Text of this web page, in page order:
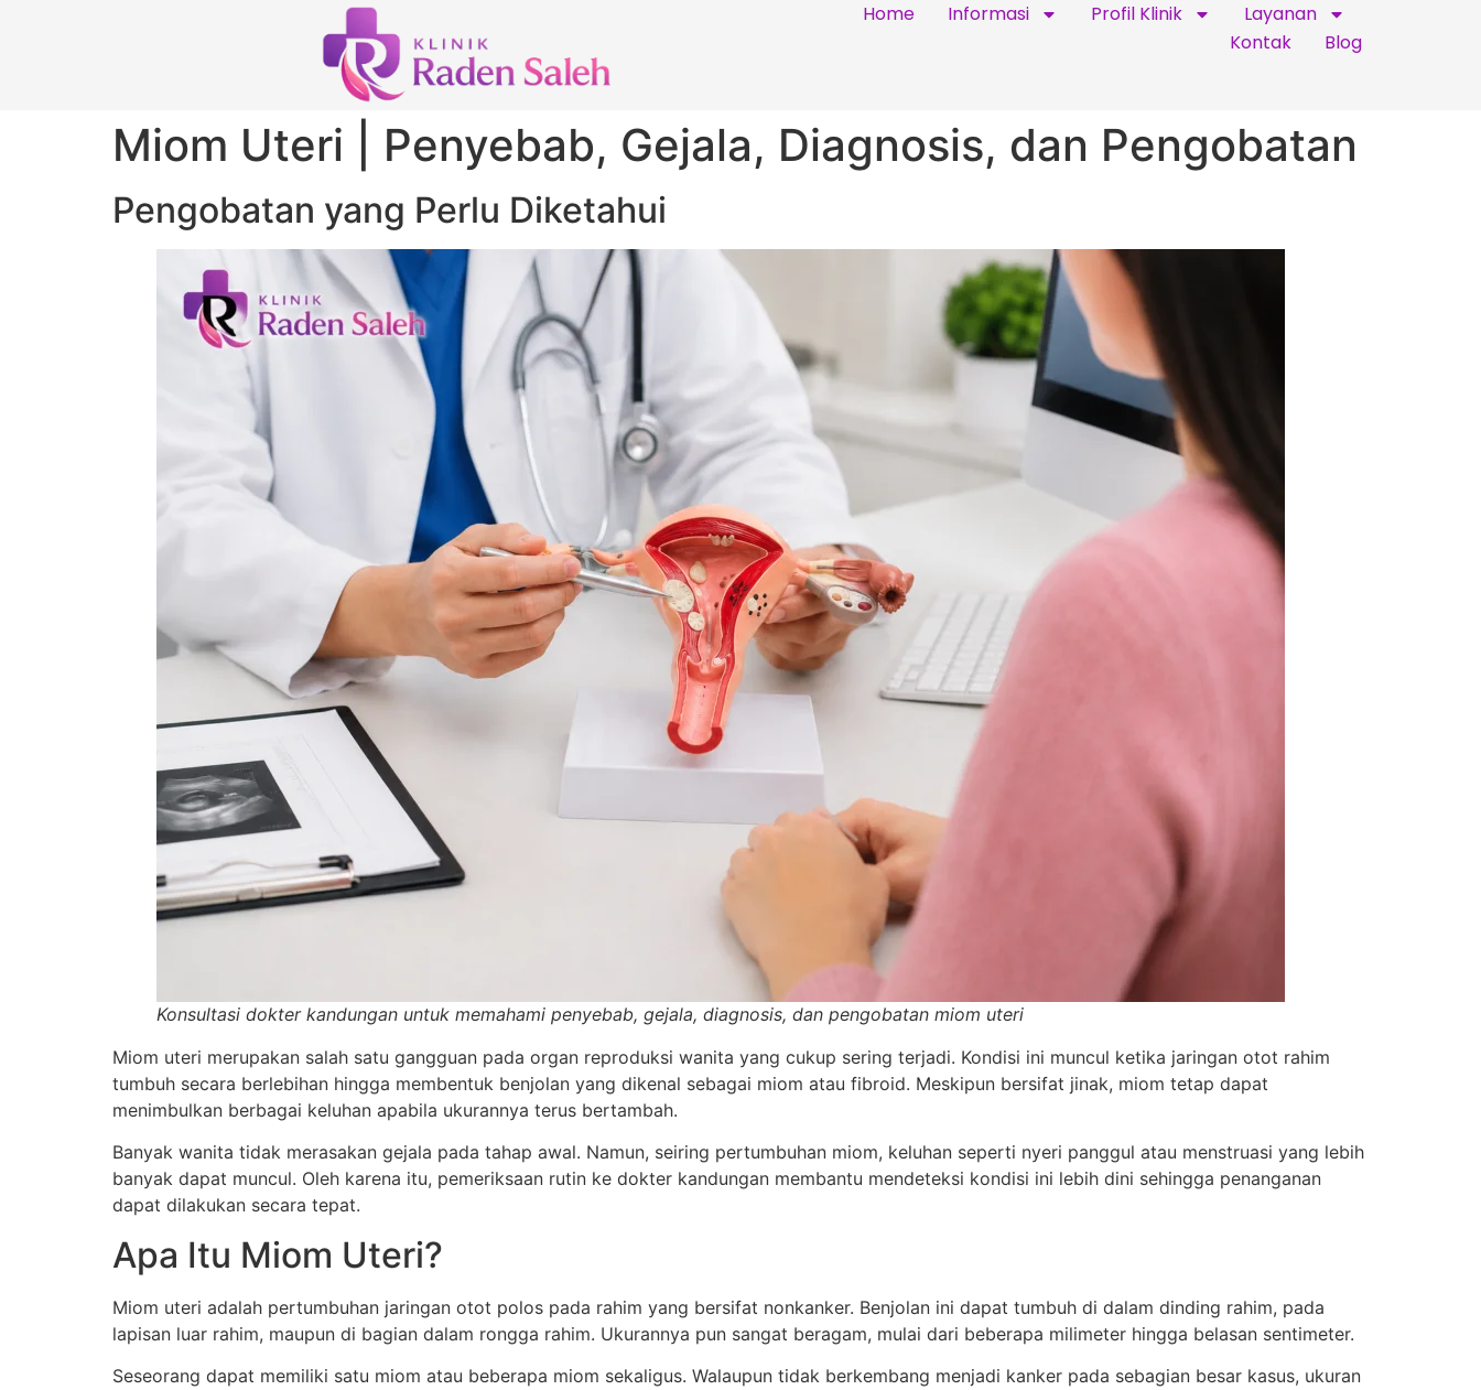
Home Informasi Profil Klinik
Layanan
Kontak
Blog
Miom Uteri | Penyebab, Gejala, Diagnosis, dan Pengobatan
Pengobatan yang Perlu Diketahui
Konsultasi dokter kandungan untuk memahami penyebab, gejala, diagnosis, dan pengobatan miom uteri
Miom uteri merupakan salah satu gangguan pada organ reproduksi wanita yang cukup sering terjadi. Kondisi ini muncul ketika jaringan otot rahim
tumbuh secara berlebihan hingga membentuk benjolan yang dikenal sebagai miom atau fibroid. Meskipun bersifat jinak, miom tetap dapat
menimbulkan berbagai keluhan apabila ukurannya terus bertambah.
Banyak wanita tidak merasakan gejala pada tahap awal. Namun, seiring pertumbuhan miom, keluhan seperti nyeri panggul atau menstruasi yang lebih
banyak dapat muncul. Oleh karena itu, pemeriksaan rutin ke dokter kandungan membantu mendeteksi kondisi ini lebih dini sehingga penanganan
dapat dilakukan secara tepat.
Apa Itu Miom Uteri?
Miom uteri adalah pertumbuhan jaringan otot polos pada rahim yang bersifat nonkanker. Benjolan ini dapat tumbuh di dalam dinding rahim, pada
lapisan luar rahim, maupun di bagian dalam rongga rahim. Ukurannya pun sangat beragam, mulai dari beberapa milimeter hingga belasan sentimeter.
Seseorang dapat memiliki satu miom atau beberapa miom sekaligus. Walaupun tidak berkembang menjadi kanker pada sebagian besar kasus, ukuran